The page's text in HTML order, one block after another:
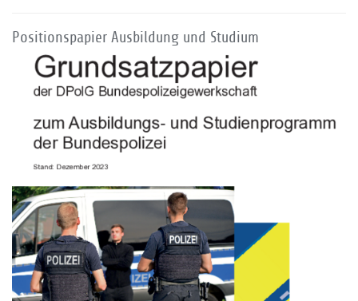
Positionspapier Ausbildung und Studium